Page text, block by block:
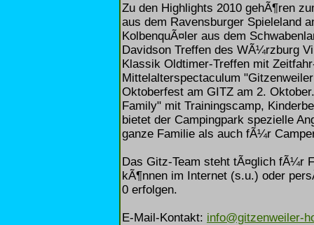
Zu den Highlights 2010 gehÃ¶ren
aus dem Ravensburger Spieleland
KolbenquÃ¤ler aus dem
Davidson Treffen des WÃ¼rzburg
Klassik Oldtimer-Treffen mit
Mittelalterspectaculum
Oktoberfest am GITZ am 2.
Family" mit Trainingscamp,
bietet der Campingpark spezielle
ganze Familie als auch fÃ¼r
Das Gitz-Team steht tÃ¤glich fÃ¼r
kÃ¶nnen im Internet (s.u.) oder
0 erfolgen.
E-Mail-Kontakt: info@gitzenweiler-